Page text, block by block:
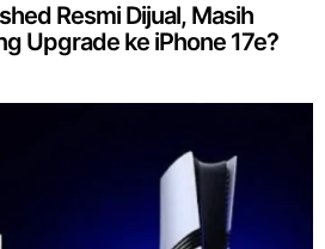
Resmi Dijual, Masih
Upgrade ke iPhone 17e?